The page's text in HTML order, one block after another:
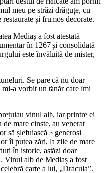
meu pe străzi drăguțe, cu
restaurate și frumos decorate.
Mediaș a fost atestată
în 1267 și consolidată
este învăluită de mister,
Se pare că nu doar
mi-a vorbit un tânăr care îmi
vinul alb, iar printre ei
mare cinste, au venerat
să șlefuiască 3 generoși
îi putea zări, la zile de mare
în istorie, astăzi doar
Vinul alb de Mediaș a fost
carte a lui, „Dracula”.